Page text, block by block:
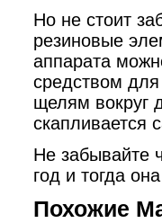
Но не стоит
резиновые
аппарата
средством
щелям вокруг
скапливается
Не забывайте
год и тогда
Похожие